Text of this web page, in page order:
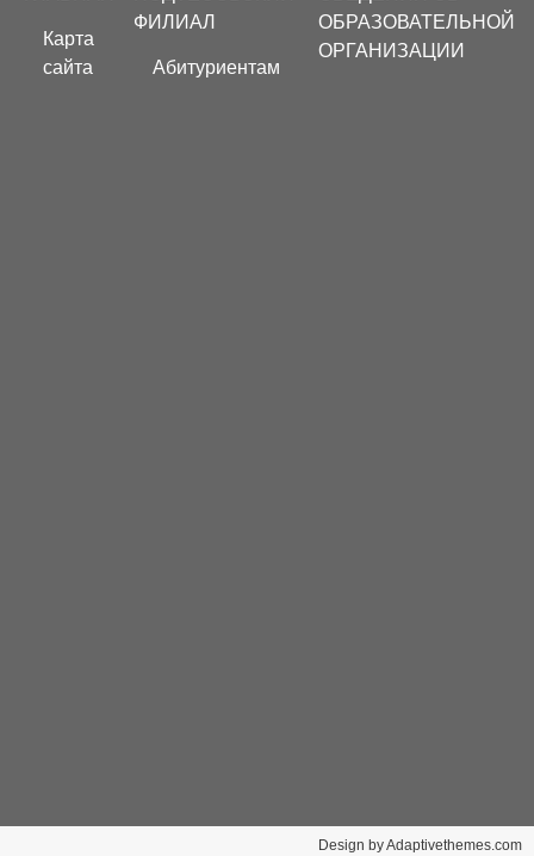
Карта
сайта
ФИЛИАЛ
Абитуриентам
ОБРАЗОВАТЕЛЬНОЙ
ОРГАНИЗАЦИИ
Design by Adaptivethemes.com